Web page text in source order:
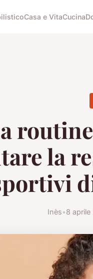
Casa e VitaCucina
la
Inès•8 aprile